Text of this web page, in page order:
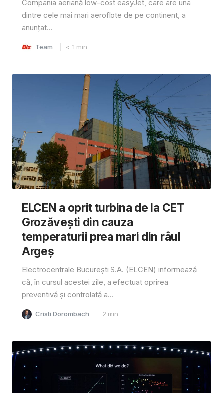
Compania aeriană low-cost easyJet, care are una
dintre cele mai mari aeroflote de pe continent, a
anunțat...
Team < 1 min
ELCEN a oprit turbina de la CET
Grozăvești din cauza
temperaturii prea mari din râul
Argeș
Electrocentrale București S.A. (ELCEN) informează
că, în cursul acestei zile, a efectuat oprirea
preventivă și controlată a...
Cristi Dorombach 2 min